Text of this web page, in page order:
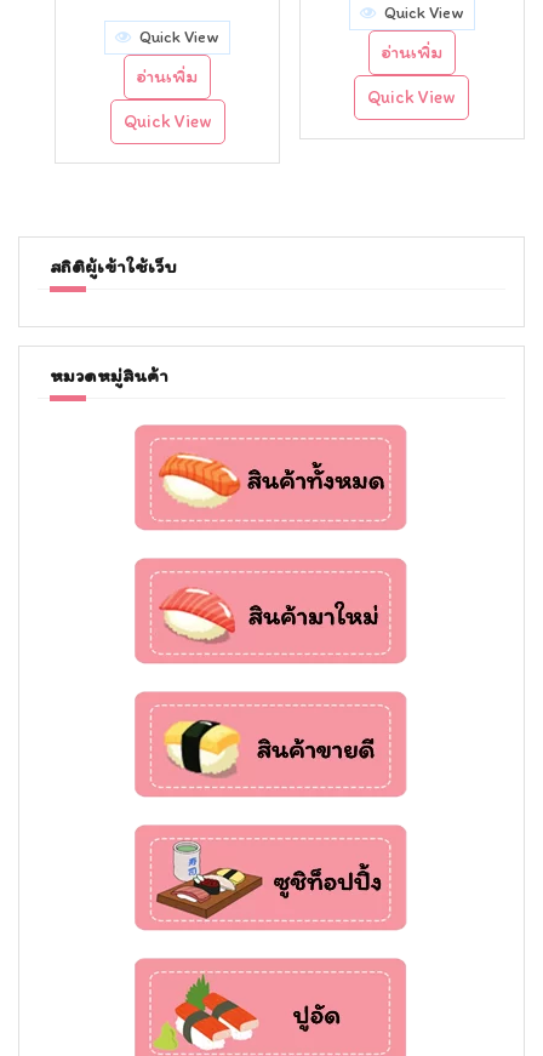
price
was:
฿120.00.
price
is:
฿90.00.
Quick View
อ่านเพิ่ม
Quick View
Quick View
อ่านเพิ่ม
Quick View
สถิติผู้เข้าใช้เว็บ
หมวดหมู่สินค้า